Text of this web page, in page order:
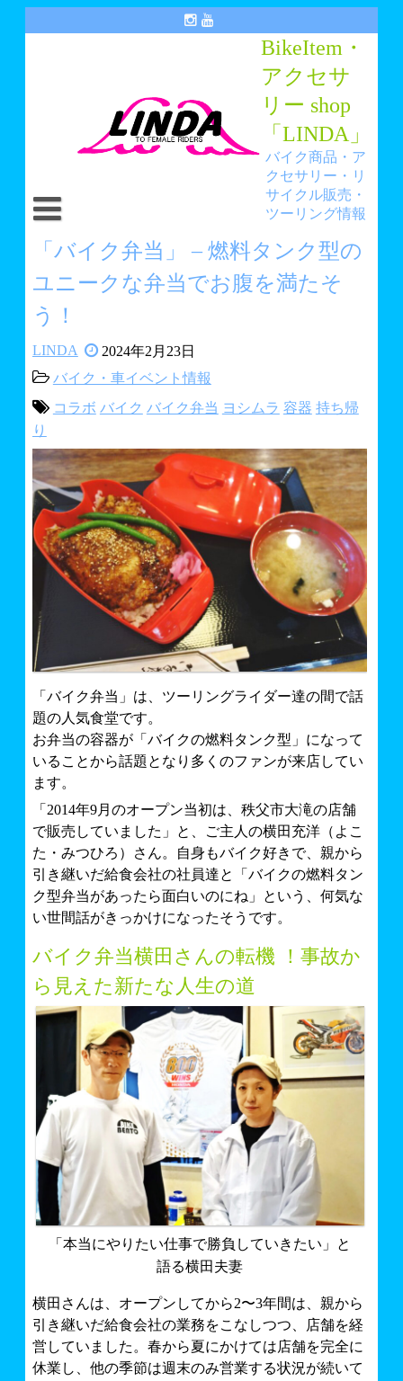
BikeItem・
アクセサ
リー shop
「LINDA」
バイク商品・ア
クセサリー・リ
サイクル販売・
ツーリング情報
トップ
アイテム・アクセサリーショップ「LINDA」
リサイクルショップ「ANGEL HANA」
You Tube LINDAチャンネル
LINDA BLOG
スモールのハッピーバイクライフ
ライフプロテクトナビ～秩父地域情報BLOG～
お問合せ
「バイク弁当」 – 燃料タンク型の
ユニークな弁当でお腹を満たそ
う！
LINDA
2024年2月23日
バイク・車イベント情報
コラボ バイク バイク弁当 ヨシムラ 容器 持ち帰
り
「バイク弁当」は、ツーリングライダー達の間で話
題の人気食堂です。
お弁当の容器が「バイクの燃料タンク型」になって
いることから話題となり多くのファンが来店してい
ます。
「2014年9月のオープン当初は、秩父市大滝の店舗
で販売していました」と、ご主人の横田充洋（よこ
た・みつひろ）さん。自身もバイク好きで、親から
引き継いだ給食会社の社員達と「バイクの燃料タン
ク型弁当があったら面白いのにね」という、何気な
い世間話がきっかけになったそうです。
バイク弁当横田さんの転機 ！事故か
ら見えた新たな人生の道
「本当にやりたい仕事で勝負していきたい」と
語る横田夫妻
横田さんは、オープンしてから2〜3年間は、親から
引き継いだ給食会社の業務をこなしつつ、店舗を経
営していました。春から夏にかけては店舗を完全に
休業し、他の季節は週末のみ営業する状況が続いて